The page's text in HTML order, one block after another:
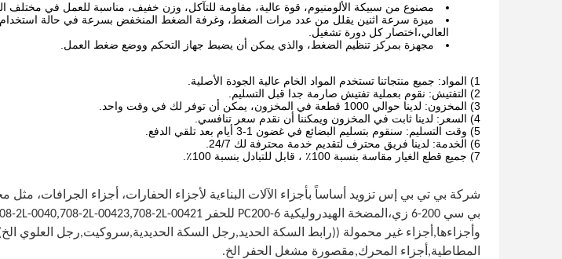
مصنوع من سبيكة الألومنيوم، قوة عالية، مقاومة للتآكل، وزن خفيف، مناسبة للعمل في مختلف
ميزة سرعة اثنين يقلل من عدد مرات الضغط، وغرفة الضغط المنخفض بسرعة في حالة استخدام
العالي،اختصار كل دورة تشغيل.
مجهزة بمركز تنظيم الضغط، والذي يمكن أن يضبط جهاز التحكم ووضع ضغط العمل.
1) المواد: جميع منتجاتنا تستخدم المواد الخام عالية الجودة الأصلية.
2) التفتيش: نقوم بعملية تفتيش صارمة جدا قبل التسليم.
3) المخزون: لدينا حوالي 1000 قطعة في المخزون، يمكن أن توفر لك في وقت واحد.
4) السعر: لدينا ثابت في المخزون ويمكننا أن نقدم سعر تنافسي.
5) وقت التسليم: سنقوم بتسليم البضائع في غضون 1-3 أيام بعد تلقي الدفع.
6) الخدمة: لدينا فريق محترف لتقديم خدمة محترفة لك 24/7.
7) جميع قطع الغيار مقاسة بنسبة 100٪ ، قابل للتبادل بنسبة 100٪.
شركة بي تي بي إس تزويد أساساً بأجزاء الآلات البناءية لأجزاء الحفارات، أجزاء الجرافات، مثل
وأجزاءها,أجزاء غير محمولة ((رابط السكة الحديد,رجل السكة الحديدية,سروكيت,رجل العلوي
المطاطية,أجزاء المحرك,مقصورة مشغل الحفر الخ.